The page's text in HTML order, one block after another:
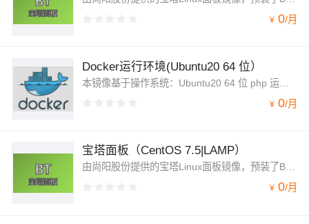
¥ 0/月
Docker运行环境(Ubuntu20 64 位）
本镜像基于操作系统：Ubuntu20 64 位 php 运行环境（Ubuntu20 64 位|docker19.03）
¥ 0/月
宝塔面板（CentOS 7.5|LAMP）
由尚阳股份提供的宝塔Linux面板镜像，预装了BT7.0，LAMP/LNMP等其他组件，可在云服务器上一键部署。宝塔BT面板是非常优秀的PHP集成环境管理工具，可以让用户轻松选择Apache/Nginx，MySQL，PHP等不同版本安装与切换
¥ 0/月